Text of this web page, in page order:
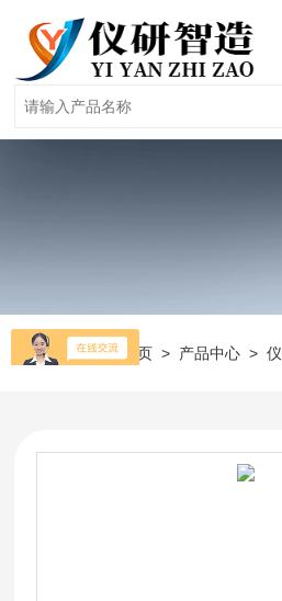
当前位置： 首页 > 产品中心 >